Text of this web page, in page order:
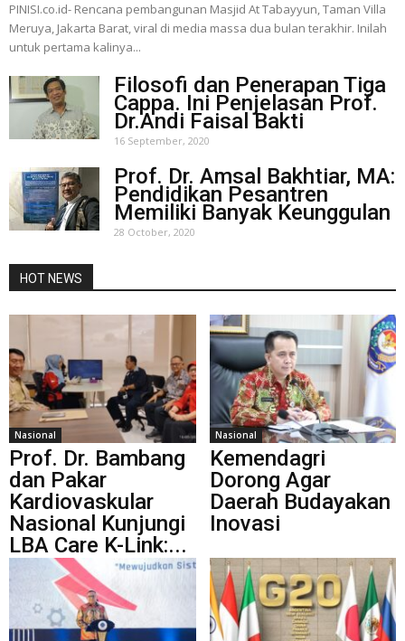
PINISI.co.id- Rencana pembangunan Masjid At Tabayyun, Taman Villa
Meruya, Jakarta Barat, viral di media massa dua bulan terakhir. Inilah
untuk pertama kalinya...
Filosofi dan Penerapan Tiga
Cappa. Ini Penjelasan Prof.
Dr.Andi Faisal Bakti
16 September, 2020
Prof. Dr. Amsal Bakhtiar, MA:
Pendidikan Pesantren
Memiliki Banyak Keunggulan
28 October, 2020
HOT NEWS
Nasional
Prof. Dr. Bambang
dan Pakar
Kardiovaskular
Nasional Kunjungi
LBA Care K-Link:...
Nasional
Kemendagri
Dorong Agar
Daerah Budayakan
Inovasi